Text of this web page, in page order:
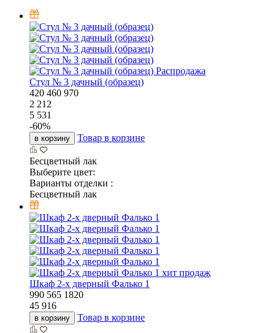
Распродажа
Стул № 3 дачный (образец)
420 460 970
2 212
5 531
-60%
в корзину Товар в корзине
Бесцветный лак
Выберите цвет:
Варианты отделки :
Бесцветный лак
хит продаж
Шкаф 2-х дверный Фалько 1
990 565 1820
45 916
в корзину Товар в корзине